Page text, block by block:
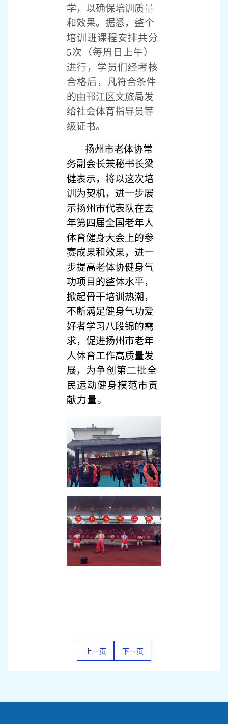
学，以确保培训质量
和效果。据悉， 整个
培训班课程安排共分
5次（每周日上午）
进行，学员们经考核
合格后， 凡符合条件
的由邗江区文旅局发
给社会体育指导员等
级证书。
扬州市老体协常
务副会长兼秘书长梁
健表示，将以这次培
训为契机，进一步展
示扬州市代表队在去
年第四届全国老年人
体育健身大会上的参
赛成果和效果，进一
步提高老体协健身气
功项目的整体水平，
掀起骨干培训热潮，
不断满足健身气功爱
好者学习八段锦的需
求，促进扬州市老年
人体育工作高质量发
展， 为争创第二批全
民运动健身模范市贡
献力量。
上一页 下一页